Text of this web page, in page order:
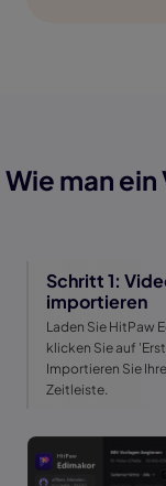
Wie man
Schritt 1:
importieren
Laden Sie HitPaw
klicken Sie auf
Importieren Sie
Zeitleiste.